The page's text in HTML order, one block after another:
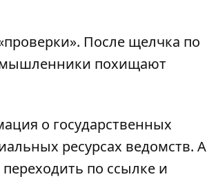
После щелчка по
похищают
о государственных
ресурсах ведомств. А
по ссылке и